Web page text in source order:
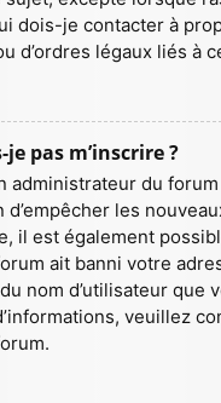
dois-je contacter à
d’ordres légaux liés à
pas m’inscrire ?
administrateur du
les
il est également
ait banni votre
nom d’utilisateur que
veuillez